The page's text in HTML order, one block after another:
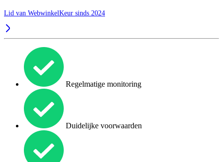
Lid van WebwinkelKeur sinds 2024
Regelmatige monitoring
Duidelijke voorwaarden